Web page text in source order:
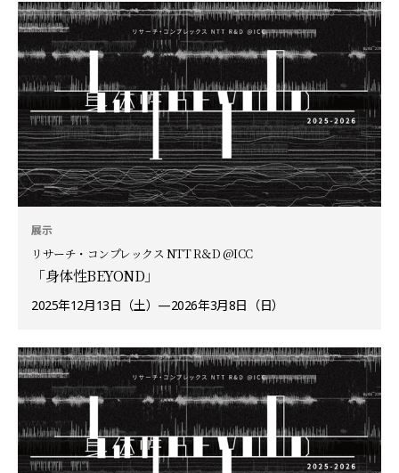
展示
リサーチ・コンプレックス NTT R＆D @ICC
「身体性BEYOND」
2025年12月13日（土）—2026年3月8日（日）